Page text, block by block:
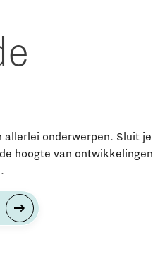
allerlei onderwerpen. Sluit je
hoogte van ontwikkelingen